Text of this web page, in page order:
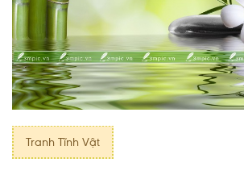
Tranh Tĩnh Vật